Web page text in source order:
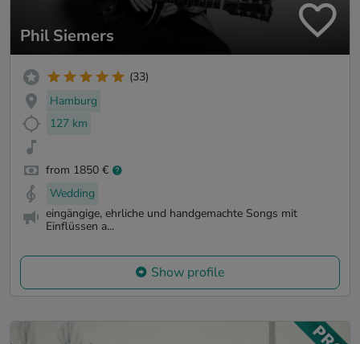
Phil Siemers
(33)
Hamburg
127 km
from 1850 €
Wedding
eingängige, ehrliche und handgemachte Songs mit
Einflüssen a...
Show profile